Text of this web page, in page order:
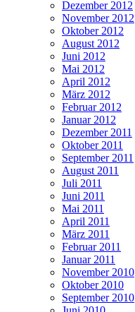
Dezember 2012
November 2012
Oktober 2012
August 2012
Juni 2012
Mai 2012
April 2012
März 2012
Februar 2012
Januar 2012
Dezember 2011
Oktober 2011
September 2011
August 2011
Juli 2011
Juni 2011
Mai 2011
April 2011
März 2011
Februar 2011
Januar 2011
November 2010
Oktober 2010
September 2010